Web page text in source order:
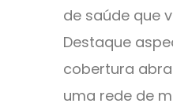
de saúde que
Destaque
cobertura
uma rede de